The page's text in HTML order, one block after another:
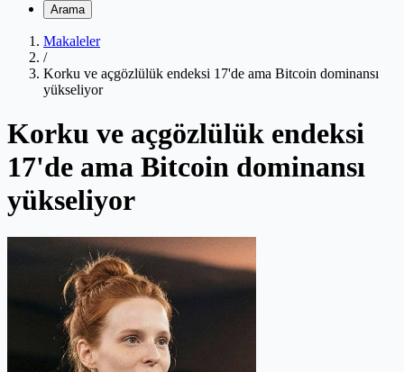
Arama
Makaleler
/
Korku ve açgözlülük endeksi 17'de ama Bitcoin dominansı
yükseliyor
Korku ve açgözlülük endeksi
17'de ama Bitcoin dominansı
yükseliyor